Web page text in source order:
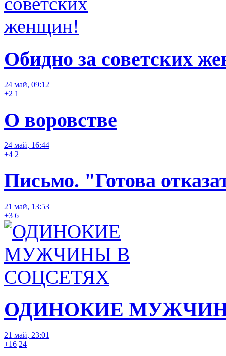
Обидно за советских
24 май, 09:12
+2 1
О воровстве
24 май, 16:44
+4 2
Письмо. "Готова
21 май, 13:53
+3 6
ОДИНОКИЕ
21 май, 23:01
+16 24